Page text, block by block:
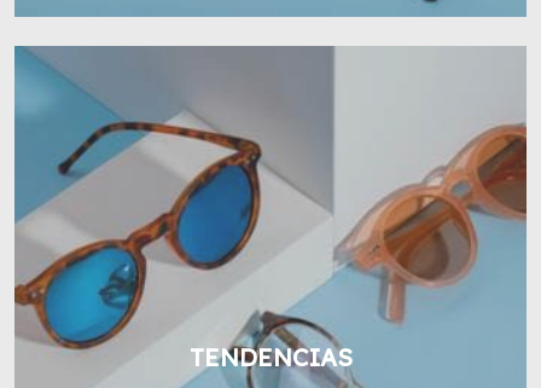
TENDENCIAS